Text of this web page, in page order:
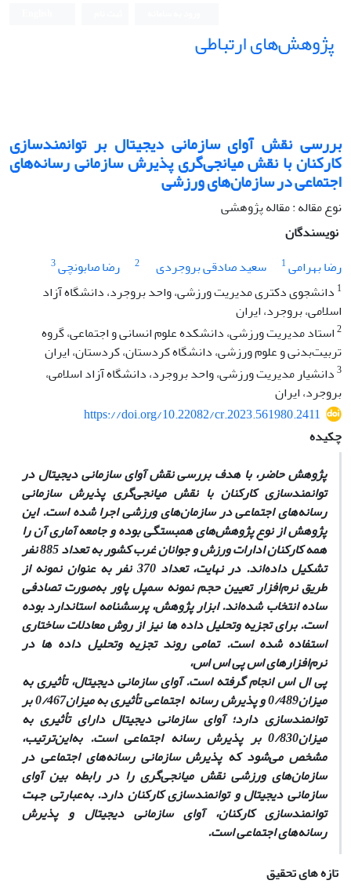
پژوهش‌های ارتباطی
بررسی نقش آوای سازمانی دیجیتال بر توانمندسازی
کارکنان با نقش میانجی‌گری پذیرش سازمانی رسانه‌های
اجتماعی در سازمان‌های ورزشی
نوع مقاله : مقاله پژوهشی
نویسندگان
رضا بهرامی1 سعید صادقی بروجردی 2 رضا صابونچی3
1 دانشجوی دکتری مدیریت ورزشی، واحد بروجرد، دانشگاه آزاد
اسلامی، بروجرد، ایران
2استاد مدیریت ورزشی، دانشکده علوم انسانی و اجتماعی، گروه
تربیت‌بدنی و علوم ورزشی، دانشگاه کردستان، کردستان، ایران
3دانشیار مدیریت ورزشی، واحد بروجرد، دانشگاه آزاد اسلامی،
بروجرد، ایران
https://doi.org/10.22082/cr.2023.561980.2411
چکیده
پژوهش حاضر، با هدف بررسی نقش آوای سازمانی دیجیتال در
توانمندسازی کارکنان با نقش میانجی‌گری پذیرش سازمانی
رسانه‌های اجتماعی در سازمان‌های ورزشی اجرا شده است. این
پژوهش از نوع پژوهش‌های همبستگی بوده و جامعه آماری آن را
همه کارکنان ادارات ورزش و جوانان غرب کشور به تعداد 885 نفر
تشکیل داده‌اند. در نهایت، تعداد 370 نفر به ­عنوان نمونه از
طریق نرم‌افزار تعیین حجم نمونه سمپل­ پاور به‌صورت تصادفی
ساده انتخاب شده‌اند. ابزار پژوهش، پرسشنامه استاندارد بوده
است. برای تجزیه­ و­تحلیل داده­ ها نیز از روش معادلات ساختاری
استفاده شده است. تمامی روند تجزیه­ و­تحلیل داده­ ها در
نرم‌افزارهای اس ­پی ­اس ­اس،
پی ­ال ­اس انجام گرفته است. آوای سازمانی دیجیتال، تأثیری به
میزان0/489 و پذیرش رسانه اجتماعی تأثیری به میزان0/467 بر
توانمندسازی دارد؛ آوای سازمانی دیجیتال دارای تأثیری به
میزان0/830 بر پذیرش رسانه اجتماعی است. به‌این‌ترتیب،
مشخص می‌شود که پذیرش سازمانی رسانه‌های اجتماعی در
سازمان‌های ورزشی نقش میانجی‌گری را در رابطه بین آوای
سازمانی دیجیتال و توانمندسازی کارکنان دارد. به‌عبارتی جهت
توانمندسازی کارکنان، آوای سازمانی دیجیتال و پذیرش
رسانه‌های اجتماعی است.
تازه های تحقیق